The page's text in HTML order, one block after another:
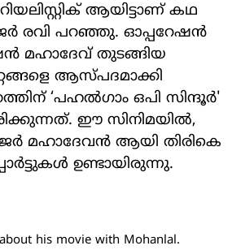
ആയിട്ടാണ് കഥ
രവി പറഞ്ഞു. ഓപ്പറേഷൻ
മഹാദേവ് തുടങ്ങിയ
ആസ്പദമാക്കി
‘പഹൽഗാം ഒപി സിന്ദൂർ'
‌ഈ സിനിമയിൽ,
മഹാദേവൻ ആയി തിരികെ
ഉണ്ടായിരുന്നു.
his movie with Mohanlal.